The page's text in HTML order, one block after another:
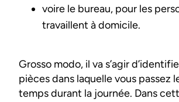
voire le bureau, pour les
travaillent à domicile.
Grosso modo, il va s’agir
pièces dans laquelle vous passez
temps durant la journée. Dans